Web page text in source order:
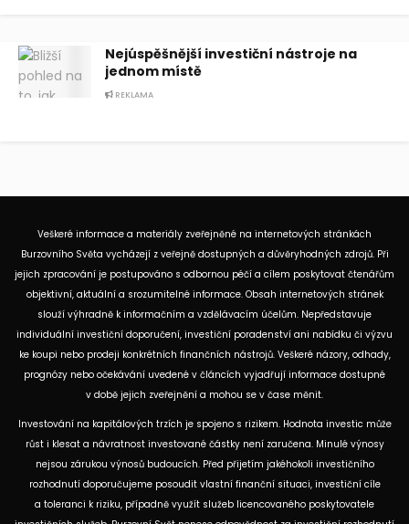
Nejúspěšnější investiční nástroje na
jednom místě
REKLAMA
Veškeré informace a materiály zveřejněné na internetových stránkách
Burzovního Světa vycházejí z veřejně dostupných a důvěryhodných zdrojů. Při
jejich zpracování je postupováno s odbornou péčí a cílem poskytovat čtenářům
objektivní, aktuální a srozumitelné informace. Obsah internetových stránek
slouží výhradně k informačním a vzdělávacím účelům. Nepředstavuje
individuální investiční doporučení, investiční poradenství ani nabídku či výzvu
ke koupi nebo prodeji konkrétních finančních nástrojů. Veškeré názory, odhady,
prognózy nebo očekávání uvedené v článcích vyjadřují informace dostupné
v době jejich zveřejnění a mohou se v čase měnit.
Investování na kapitálových trzích je spojeno s rizikem. Hodnota investic může
růst i klesat a návratnost investované částky není zaručena. Minulé výnosy
nejsou zárukou výnosů budoucích. Před přijetím jakéhokoli investičního
rozhodnutí doporučujeme posoudit vlastní finanční situaci, investiční cíle
a toleranci k riziku, případně využít služeb licencovaného poskytovatele